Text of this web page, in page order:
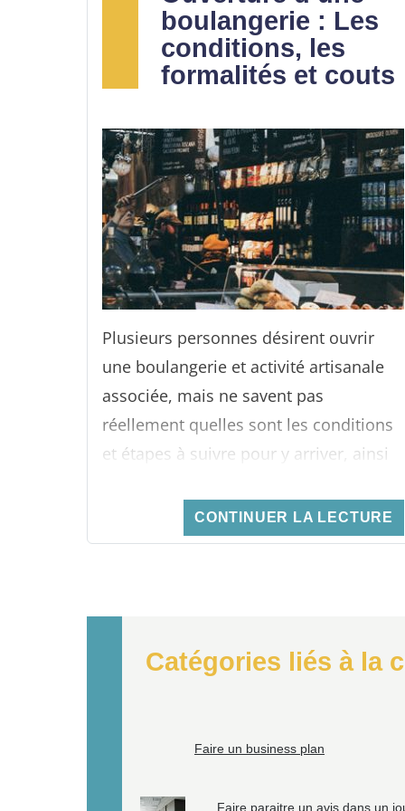
de produits dérivés. Ce chiffre devra
d'ailleurs augmenter à plus de 30 %
dans quelques années.
Au vu de ces chiffres, de plus en plus
de personnes se lancent maintenant
dans la vente de CBD. Vous envisagez
d'ouvrir votre CBD shop ? Alors,
consultez ce guide afin de savoir
comment lancer votre business dans le
secteur du cannabidiol.
boulangerie : Les
conditions, les
formalités et couts
Plusieurs personnes désirent ouvrir
une boulangerie et activité artisanale
associée, mais ne savent pas
réellement quelles sont les conditions
et étapes à suivre pour y arriver, ainsi
Elles trouveront ici des informations
CONTINUER LA LECTURE
Catégories liés à la
Faire un business plan
Faire paraitre un avis dans un